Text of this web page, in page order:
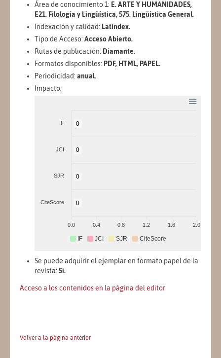
Área de conocimiento 1: E. ARTE Y HUMANIDADES,
E21. Filología y Lingüística, 575. Lingüística General.
Indexación y calidad: Latindex.
Tipo de Acceso: Acceso Abierto.
Rutas de publicación: Diamante.
Formatos disponibles: PDF, HTML, PAPEL.
Periodicidad: anual.
Impacto:
IF JCI SJR CiteScore
0
0
0
0
IF
JCI
SJR
CiteScore
2.0
1.6
1.2
0.8
0.4
0.0
Se puede adquirir el ejemplar en formato papel de la
revista: Sí.
Acceso a los contenidos en la página del editor
Volver a la página anterior